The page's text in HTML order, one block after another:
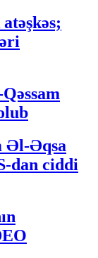
Əl-Əqsa
dan ciddi